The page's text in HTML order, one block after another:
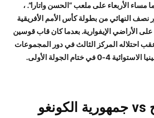
مساء الأربعاء على ملعب “الحسن واتارا”. ،
النهائي من بطولة كأس الأمم الأفريقية
على الأراضي الإيفوارية. بعدما كان قاب قوسين
احتلاله المركز الثالث في دور المجموعات
في ختام الجولة الأولى.
ساحل العاج vs جمهورية الكونغو